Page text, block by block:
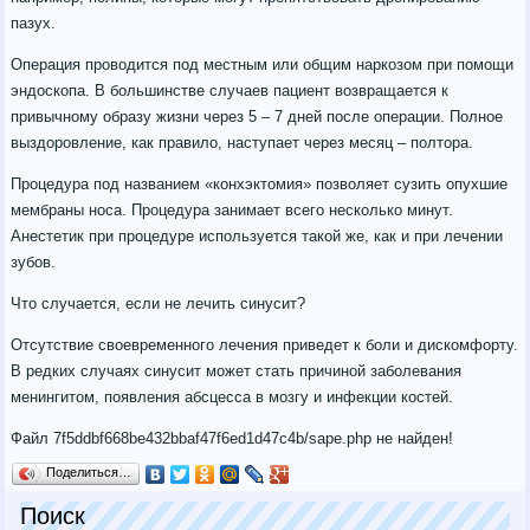
пазух.
Операция проводится под местным или общим наркозом при помощи
эндоскопа. В большинстве случаев пациент возвращается к
привычному образу жизни через 5 – 7 дней после операции. Полное
выздоровление, как правило, наступает через месяц – полтора.
Процедура под названием «конхэктомия» позволяет сузить опухшие
мембраны носа. Процедура занимает всего несколько минут.
Анестетик при процедуре используется такой же, как и при лечении
зубов.
Что случается, если не лечить синусит?
Отсутствие своевременного лечения приведет к боли и дискомфорту.
В редких случаях синусит может стать причиной заболевания
менингитом, появления абсцесса в мозгу и инфекции костей.
Файл 7f5ddbf668be432bbaf47f6ed1d47c4b/sape.php не найден!
Поделиться…
Поиск